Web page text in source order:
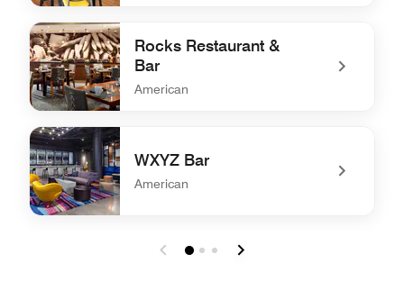
undefined Baseline Bar
Rocks Restaurant &
Bar
American
undefined Rocks Restaurant & Bar
WXYZ Bar
American